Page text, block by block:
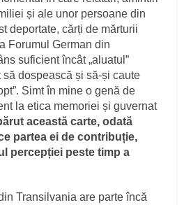
și ale unor persoane din
deportate, cărți de mărturii
Forumul German din
suficient încât „aluatul”
dospească și să-și caute
Simt în mine o genă de
la etica memoriei și guvernat
această carte, odată
partea ei de contribuție,
percepției peste timp a
Transilvania are parte încă